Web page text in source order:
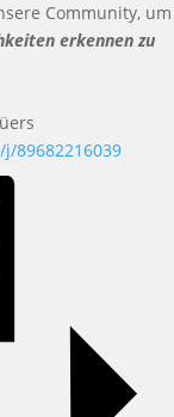
Community, um
erkennen zu
89682216039